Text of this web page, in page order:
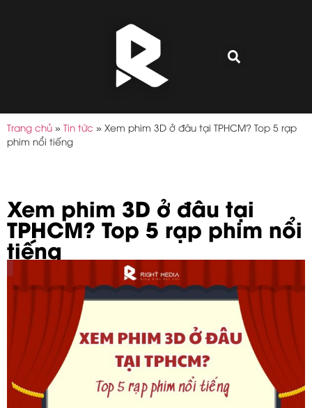
Trang chủ » Tin tức » Xem phim 3D ở đâu tại TPHCM? Top 5 rạp
phim nổi tiếng
Xem phim 3D ở đâu tại
TPHCM? Top 5 rạp phim nổi
tiếng